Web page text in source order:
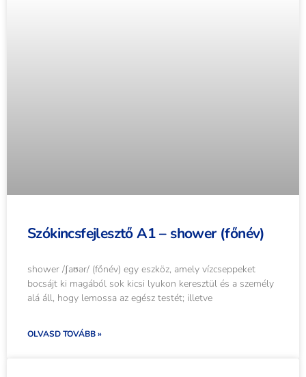
Szókincsfejlesztő A1 – shower (főnév)
shower /ʃaʊər/ (főnév) egy eszköz, amely vízcseppeket
bocsájt ki magából sok kicsi lyukon keresztül és a személy
alá áll, hogy lemossa az egész testét; illetve
OLVASD TOVÁBB »